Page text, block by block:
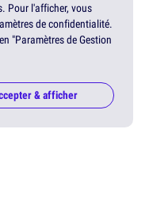
Pour l'afficher, vous
de confidentialité.
"Paramètres de Gestion
& afficher